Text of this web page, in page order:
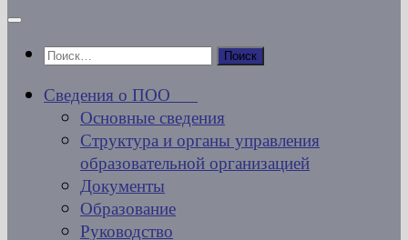
Найти:
Сведения о ПОО
Основные сведения
Структура и органы управления
образовательной организацией
Документы
Образование
Руководство